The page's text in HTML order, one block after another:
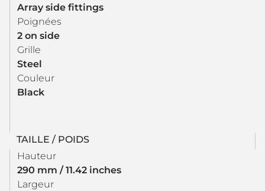
Array side fittings
Poignées
2 on side
Grille
Steel
Couleur
Black
TAILLE / POIDS
Hauteur
290 mm / 11.42 inches
Largeur